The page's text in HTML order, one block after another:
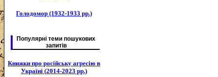
Голодомор (1932-1933 рр.)
Популярні теми пошукових
запитів
Книжки про російську агресію в
Україні (2014-2023 рр.)